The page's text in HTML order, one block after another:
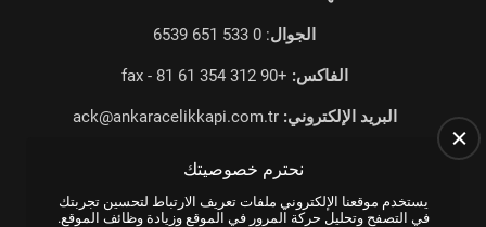
الجوال: 0 533 651 6539
الفاكس: +90 312 354 61 81 - fax
البريد الإلكتروني: ack@ankaracelikkapi.com.tr
نحترم خصوصيتك
يستخدم موقعنا الإلكتروني ملفات تعريف الارتباط لتحسين تجربتك
في التصفح وتحليل حركة المرور في الموقع وزيادة وظائف الموقع.